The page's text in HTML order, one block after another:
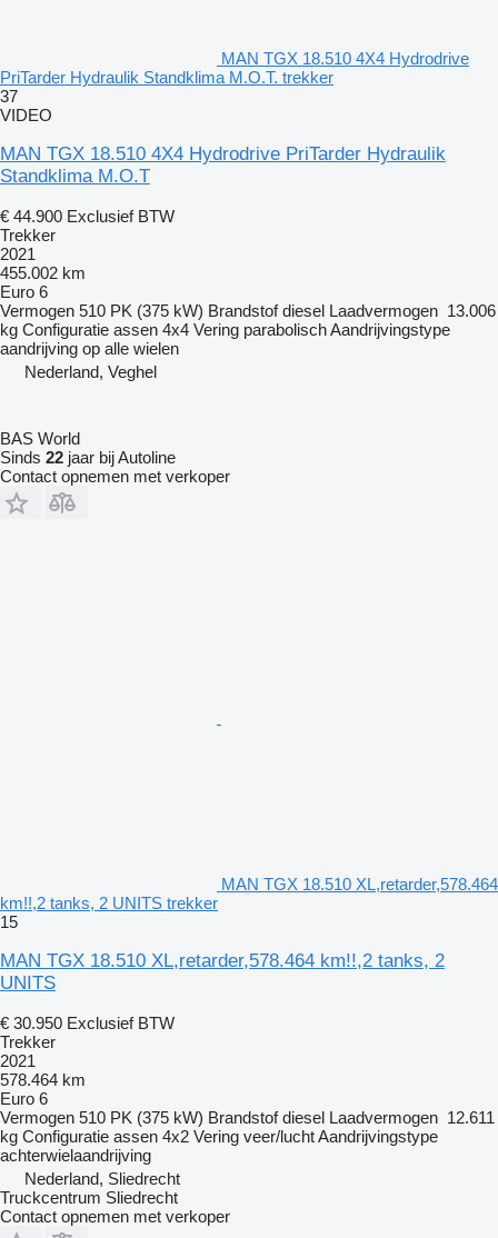
MAN TGX 18.510 4X4 Hydrodrive
PriTarder Hydraulik Standklima M.O.T. trekker
37
VIDEO
MAN TGX 18.510 4X4 Hydrodrive PriTarder Hydraulik
Standklima M.O.T
€ 44.900 Exclusief BTW
Trekker
2021
455.002 km
Euro 6
Vermogen 510 PK (375 kW) Brandstof diesel Laadvermogen 13.006
kg Configuratie assen 4x4 Vering parabolischAandrijvingstype
aandrijving op alle wielen
Nederland, Veghel
BAS World
Sinds 22 jaar bij Autoline
Contact opnemen met verkoper
MAN TGX 18.510 XL,retarder,578.464
km!!,2 tanks, 2 UNITS trekker
15
MAN TGX 18.510 XL,retarder,578.464 km!!,2 tanks, 2
UNITS
€ 30.950 Exclusief BTW
Trekker
2021
578.464 km
Euro 6
Vermogen 510 PK (375 kW) Brandstof diesel Laadvermogen 12.611
kg Configuratie assen 4x2 Vering veer/luchtAandrijvingstype
achterwielaandrijving
Nederland, Sliedrecht
Truckcentrum Sliedrecht
Contact opnemen met verkoper